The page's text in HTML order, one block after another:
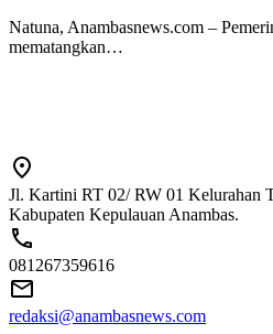
Natuna, Anambasnews.com –
mematangkan…
Jl. Kartini RT 02/ RW 01 Kelurahan
Kabupaten Kepulauan Anambas.
081267359616
redaksi@anambasnews.com